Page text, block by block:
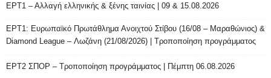
ΕΡΤ1 – Αλλαγή ελληνικής & ξένης ταινίας | 09 & 15.08.2026
ΕΡΤ1: Ευρωπαϊκό Πρωτάθλημα Ανοιχτού Στίβου (16/08 – Μαραθώνιος) &
Diamond League – Λωζάνη (21/08/2026) | Τροποποίηση προγράμματος
ΕΡΤ2 ΣΠΟΡ – Τροποποίηση προγράμματος | Πέμπτη 06.08.2026